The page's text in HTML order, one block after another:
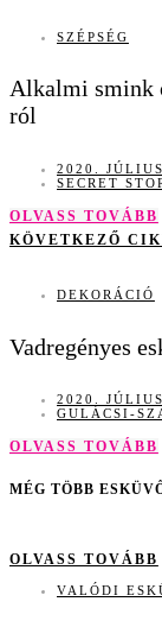
SZÉPSÉG
Alkalmi smink
ról
2020.
SECRET
OLVASS TOVÁBB
KÖVETKEZŐ
DEKORÁCIÓ
Vadregényes
2020.
GULÁCSI-
OLVASS TOVÁBB
MÉG TÖBB
OLVASS TOVÁBB
VALÓDI